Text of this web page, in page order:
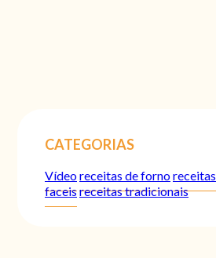
CATEGORIAS
Vídeoreceitas de fornoreceitas
faceisreceitas tradicionais